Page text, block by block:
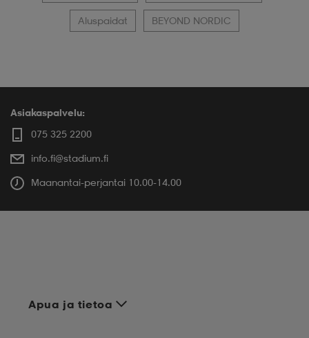
Aluspaidat BEYOND NORDIC
Asiakaspalvelu:
075 325 2200
info.fi@stadium.fi
Maanantai-perjantai 10.00-14.00
Apua ja tietoa